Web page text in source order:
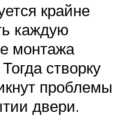
крайне
каждую
монтажа
створку
проблемы
двери.